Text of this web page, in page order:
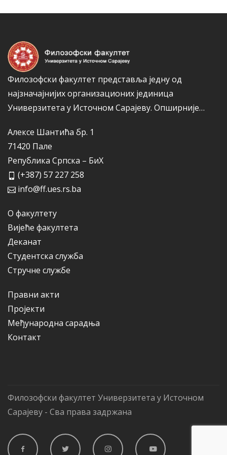
Филозофски факултет представља једну од
најзначајнијих организационих јединица
Универзитета у Источном Сарајеву. Опширније…
Алексе Шантића бр. 1
71420 Пале
Република Српска – БиХ
(+387) 57 227 258
info@ff.ues.rs.ba
О факултету
Вијеће факултета
Деканат
Студентска служба
Стручне службе
Правни акти
Пројекти
Међународна сарадња
Контакт
Филозофски факултет Универзитета у Источном
Сарајеву - Сва права задржана